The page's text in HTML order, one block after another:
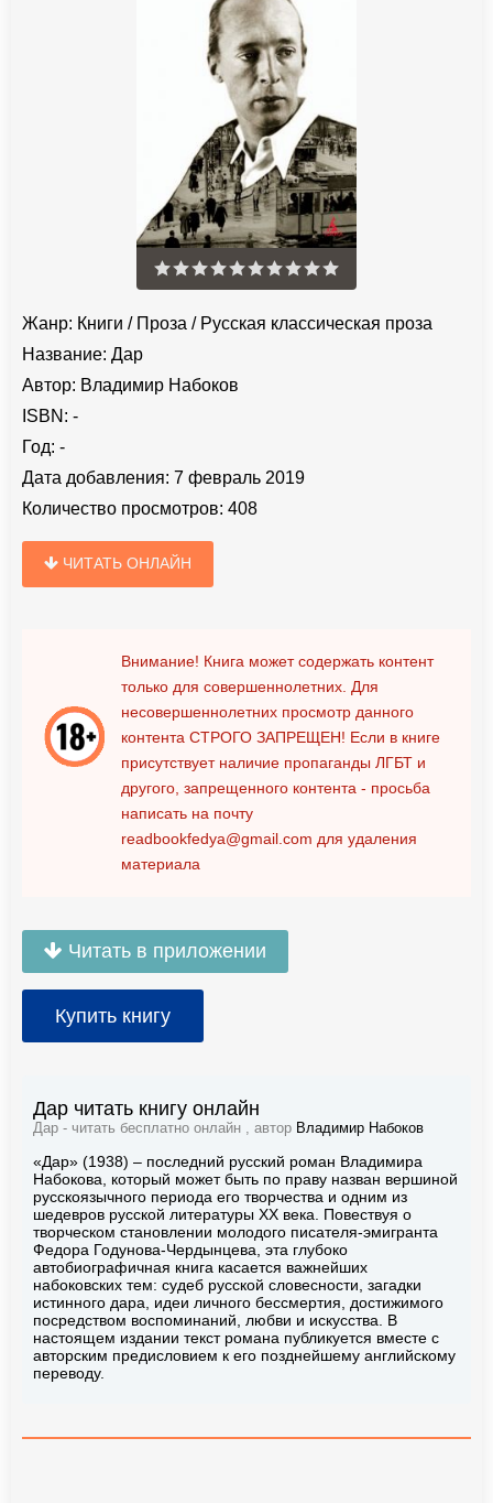
Жанр: Книги / Проза / Русская классическая проза
Название: Дар
Автор: Владимир Набоков
ISBN: -
Год: -
Дата добавления: 7 февраль 2019
Количество просмотров: 408
ЧИТАТЬ ОНЛАЙН
Внимание! Книга может содержать контент
только для совершеннолетних. Для
несовершеннолетних просмотр данного
контента СТРОГО ЗАПРЕЩЕН! Если в книге
присутствует наличие пропаганды ЛГБТ и
другого, запрещенного контента - просьба
написать на почту
readbookfedya@gmail.com для удаления
материала
Читать в приложении
Купить книгу
Дар читать книгу онлайн
Дар - читать бесплатно онлайн , автор Владимир Набоков
«Дар» (1938) – последний русский роман Владимира
Набокова, который может быть по праву назван вершиной
русскоязычного периода его творчества и одним из
шедевров русской литературы ХХ века. Повествуя о
творческом становлении молодого писателя-эмигранта
Федора Годунова-Чердынцева, эта глубоко
автобиографичная книга касается важнейших
набоковских тем: судеб русской словесности, загадки
истинного дара, идеи личного бессмертия, достижимого
посредством воспоминаний, любви и искусства. В
настоящем издании текст романа публикуется вместе с
авторским предисловием к его позднейшему английскому
переводу.